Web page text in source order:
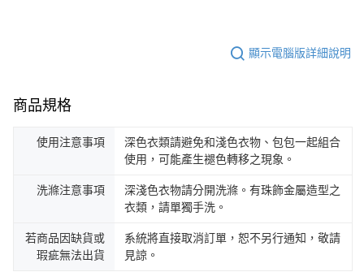
顯示電腦版詳細說明
商品規格
使用注意事項
深色衣類請避免和淺色衣物、包包一起組合
使用，可能產生褪色轉移之現象。
洗滌注意事項
深淺色衣物請分開洗滌。有珠飾金屬造型之
衣類，請單獨手洗。
若商品因缺貨或
瑕疵無法出貨
系統將直接取消訂單，恕不另行通知，敬請
見諒。